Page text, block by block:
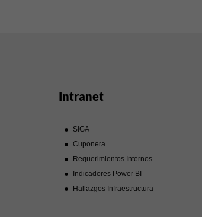
Intranet
SIGA
Cuponera
Requerimientos Internos
Indicadores Power BI
Hallazgos Infraestructura